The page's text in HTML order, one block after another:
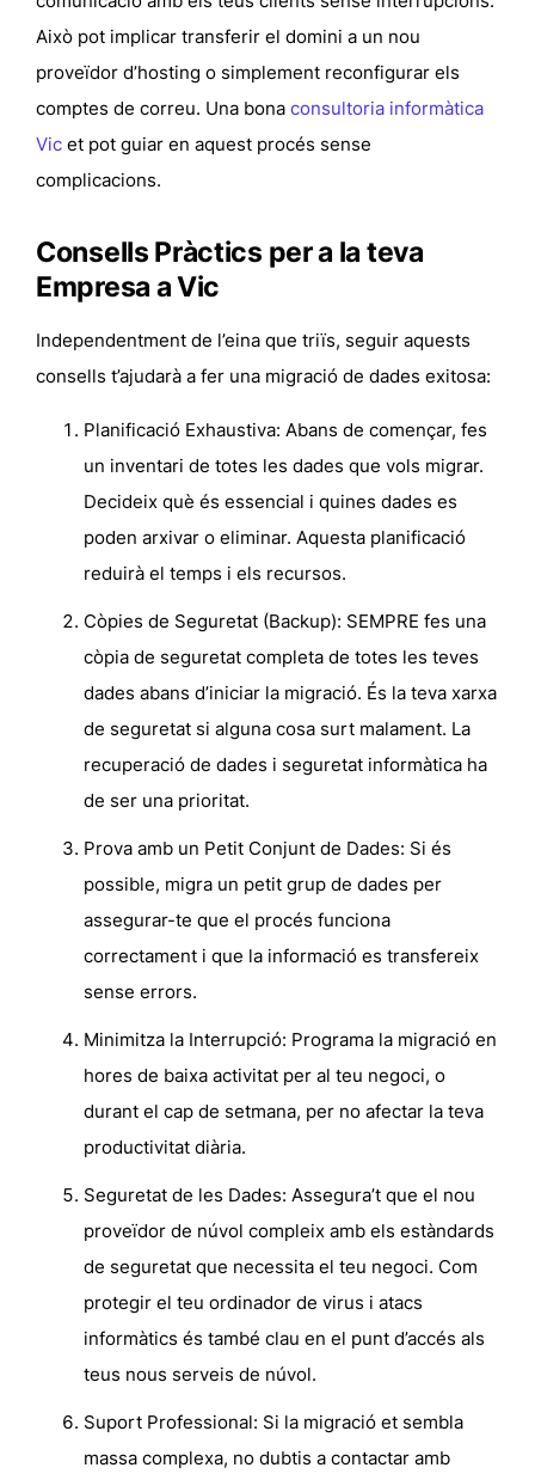
Això pot implicar transferir el domini a un nou
proveïdor d’hosting o simplement reconfigurar els
comptes de correu. Una bona consultoria informàtica
Vic et pot guiar en aquest procés sense
complicacions.
Consells Pràctics per a la teva
Empresa a Vic
Independentment de l’eina que triïs, seguir aquests
consells t’ajudarà a fer una migració de dades exitosa:
Planificació Exhaustiva: Abans de començar, fes
un inventari de totes les dades que vols migrar.
Decideix què és essencial i quines dades es
poden arxivar o eliminar. Aquesta planificació
reduirà el temps i els recursos.
Còpies de Seguretat (Backup): SEMPRE fes una
còpia de seguretat completa de totes les teves
dades abans d’iniciar la migració. És la teva xarxa
de seguretat si alguna cosa surt malament. La
recuperació de dades i seguretat informàtica ha
de ser una prioritat.
Prova amb un Petit Conjunt de Dades: Si és
possible, migra un petit grup de dades per
assegurar-te que el procés funciona
correctament i que la informació es transfereix
sense errors.
Minimitza la Interrupció: Programa la migració en
hores de baixa activitat per al teu negoci, o
durant el cap de setmana, per no afectar la teva
productivitat diària.
Seguretat de les Dades: Assegura’t que el nou
proveïdor de núvol compleix amb els estàndards
de seguretat que necessita el teu negoci. Com
protegir el teu ordinador de virus i atacs
informàtics és també clau en el punt d’accés als
teus nous serveis de núvol.
Suport Professional: Si la migració et sembla
massa complexa, no dubtis a contactar amb